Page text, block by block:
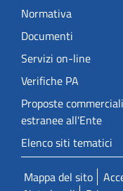
Normativa
Documenti
Servizi on-line
Verifiche PA
Proposte commerciali
estranee all'Ente
Elenco siti tematici
Mappa del sito